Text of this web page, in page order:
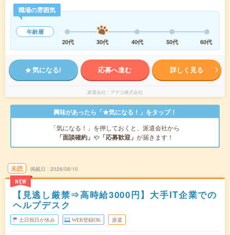
職場の雰囲気
年齢層
20代
30代 40代 50代 60代
気になる! 応募へ進む 詳しく見る
派遣会社 アデコ株式会社
興味があったら「★気になる！」をタップ！
「気になる！」を押しておくと、派遣会社から
「面談確約」 や 「応募歓迎」 が届きます！
未読
NEW
掲載日 2026/08/10
【見逃し厳禁⇒高時給3000円】大手IT企業での
ヘルプデスク
土日祝日が休み WEB登録OK 派遣